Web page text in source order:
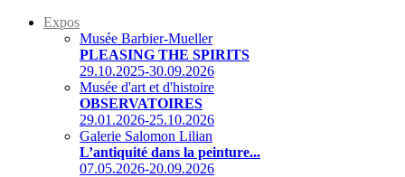
Expos
Musée Barbier-Mueller
PLEASING THE SPIRITS
29.10.2025-30.09.2026
Musée d'art et d'histoire
OBSERVATOIRES
29.01.2026-25.10.2026
Galerie Salomon Lilian
L’antiquité dans la peinture...
07.05.2026-20.09.2026